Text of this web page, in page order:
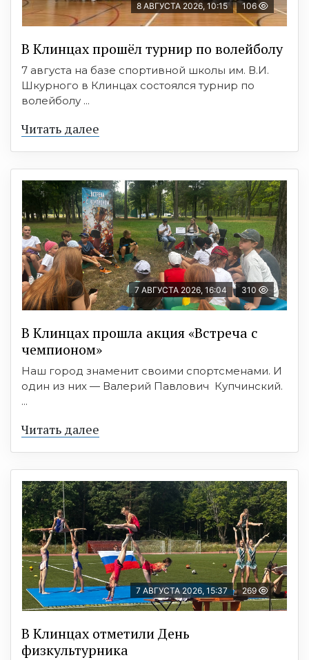
8 АВГУСТА 2026, 10:15 106
В Клинцах прошёл турнир по волейболу
7 августа на базе спортивной школы им. В.И.
Шкурного в Клинцах состоялся турнир по
волейболу ...
Читать далее
7 АВГУСТА 2026, 16:04 310
В Клинцах прошла акция «Встреча с
чемпионом»
Наш город знаменит своими спортсменами. И
один из них — Валерий Павлович Купчинский.
...
Читать далее
7 АВГУСТА 2026, 15:37 269
В Клинцах отметили День
физкультурника